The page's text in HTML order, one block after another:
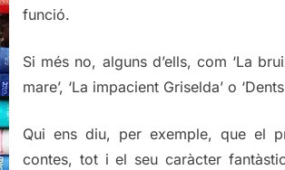
funció.
Si més no, alguns d’ells, com ‘La
mare’, ‘La impacient Griselda’ o
Qui ens diu, per exemple, que el
contes, tot i el seu caràcter